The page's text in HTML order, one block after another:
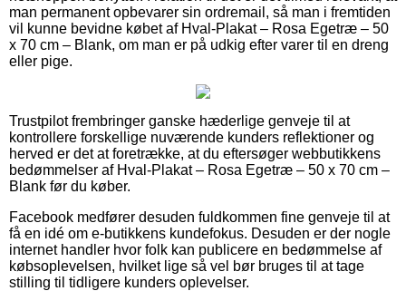
man permanent opbevarer sin ordremail, så man i fremtiden
vil kunne bevidne købet af Hval-Plakat – Rosa Egetræ – 50
x 70 cm – Blank, om man er på udkig efter varer til en dreng
eller pige.
Trustpilot frembringer ganske hæderlige genveje til at
kontrollere forskellige nuværende kunders reflektioner og
herved er det at foretrække, at du eftersøger webbutikkens
bedømmelser af Hval-Plakat – Rosa Egetræ – 50 x 70 cm –
Blank før du køber.
Facebook medfører desuden fuldkommen fine genveje til at
få en idé om e-butikkens kundefokus. Desuden er der nogle
internet handler hvor folk kan publicere en bedømmelse af
købsoplevelsen, hvilket lige så vel bør bruges til at tage
stilling til tidligere kunders oplevelser.